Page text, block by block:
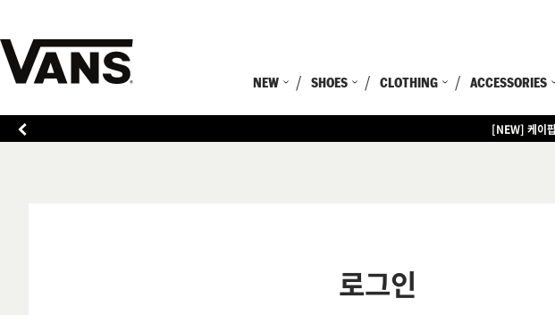
NEW SHOES CLOTHING ACCESSORIES
[NEW] 케이
로그인